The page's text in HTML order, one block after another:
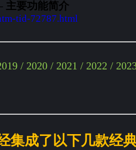
要功能简介
tid-72787.html
/ 2020 / 2021 / 2022 /
集成了以下几款经